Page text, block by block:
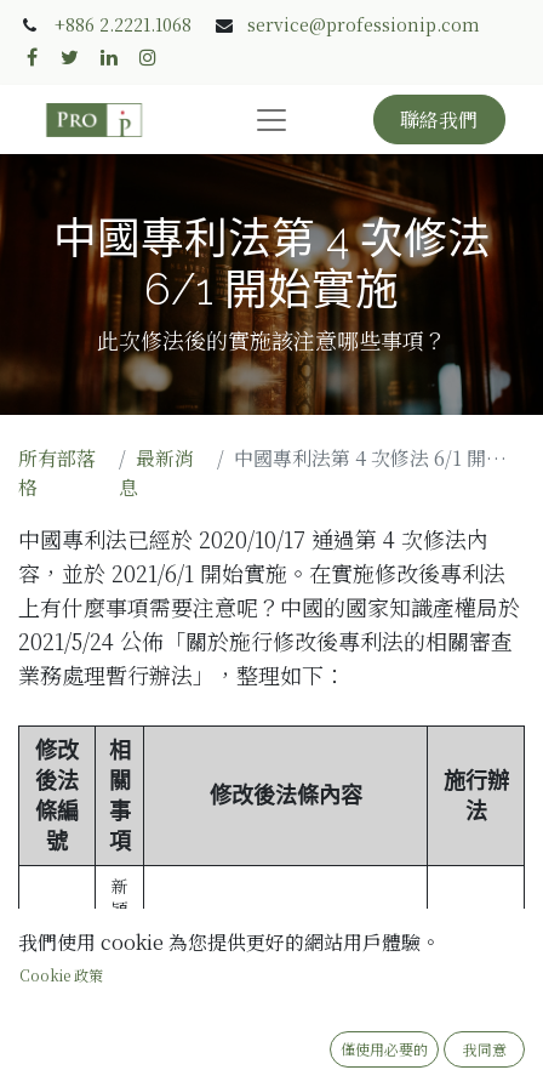
+886 2.2221.1068 service@professionip.com
聯絡我們
中國專利法第 4 次修法
6/1 開始實施
此次修法後的實施該注意哪些事項？
所有部落
格
最新消
息
中國專利法第 4 次修法 6/1 開始實施
中國專利法已經於 2020/10/17 通過第 4 次修法內
容，並於 2021/6/1 開始實施。在實施修改後專利法
上有什麼事項需要注意呢？中國的國家知識產權局於
2021/5/24 公佈「關於施行修改後專利法的相關審查
業務處理暫行辦法」，整理如下：
修改
後法
條編
號
相
關
事
項
修改後法條內容
施行辦
法
A24.1
(新增)
新
穎
優
國家出現緊急狀態或者非常情況
時，為公共利益目的首次公開 的；
發明、實用新型專
的，應當在申請的時候提
我們使用 cookie 為您提供更好的網站用戶體驗。
Cookie 政策
僅使用必要的 我同意